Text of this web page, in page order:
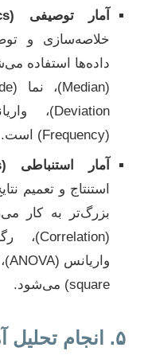
آمار توصیفی (Descriptive Statistics):
خلاصه‌سازی و
(Frequency) است.
آمار استنباطی (Inferential Statistics):
استنتاج و تعمیم
بزرگ‌تر به کار
square) می‌شود.
۵. انجام تحلیل آماری